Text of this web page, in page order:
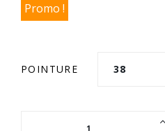
Promo !
POINTURE 38